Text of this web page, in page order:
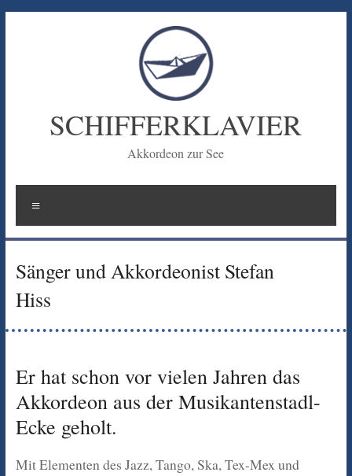
SCHIFFERKLAVIER
Akkordeon zur See
Sänger und Akkordeonist Stefan
Hiss
Er hat schon vor vielen Jahren das
Akkordeon aus der Musikantenstadl-
Ecke geholt.
Mit Elementen des Jazz, Tango, Ska, Tex-Mex und